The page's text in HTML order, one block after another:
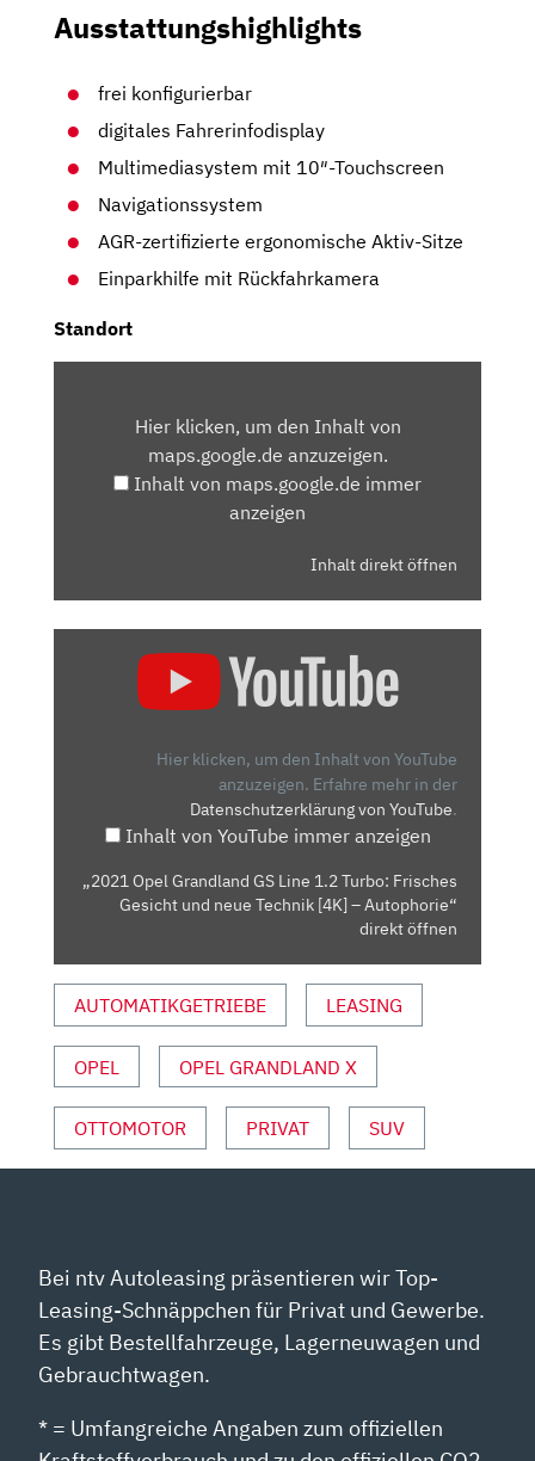
Ausstattungshighlights
frei konfigurierbar
digitales Fahrerinfodisplay
Multimediasystem mit 10″-Touchscreen
Navigationssystem
AGR-zertifizierte ergonomische Aktiv-Sitze
Einparkhilfe mit Rückfahrkamera
Standort
MAPS.GOOGLE.DEHier klicken, um den Inhalt von
maps.google.de anzuzeigen.
Inhalt von maps.google.de immer
anzeigen
Inhalt direkt öffnen
GRANDLAND
FRISCHES
GESICHT
[4K]
AUTOPHORIE“
VON
ANZEIGEN
Hier klicken, um den Inhalt von YouTube
anzuzeigen. Erfahre mehr in der
Datenschutzerklärung von YouTube.
Inhalt von YouTube immer anzeigen
„2021 Opel Grandland GS Line 1.2 Turbo: Frisches
Gesicht und neue Technik [4K] – Autophorie“
direkt öffnen
AUTOMATIKGETRIEBE LEASING
OPEL OPEL GRANDLAND X
OTTOMOTOR PRIVAT SUV
Bei ntv Autoleasing präsentieren wir Top-
Leasing-Schnäppchen für Privat und Gewerbe.
Es gibt Bestellfahrzeuge, Lagerneuwagen und
Gebrauchtwagen.
* = Umfangreiche Angaben zum offiziellen